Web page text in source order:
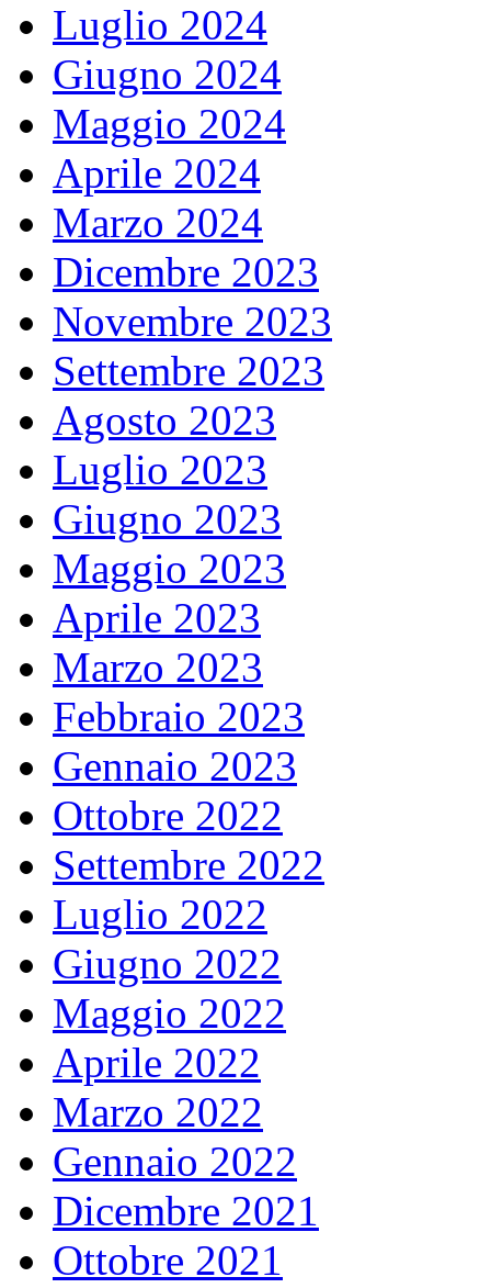
Luglio 2024
Giugno 2024
Maggio 2024
Aprile 2024
Marzo 2024
Dicembre 2023
Novembre 2023
Settembre 2023
Agosto 2023
Luglio 2023
Giugno 2023
Maggio 2023
Aprile 2023
Marzo 2023
Febbraio 2023
Gennaio 2023
Ottobre 2022
Settembre 2022
Luglio 2022
Giugno 2022
Maggio 2022
Aprile 2022
Marzo 2022
Gennaio 2022
Dicembre 2021
Ottobre 2021